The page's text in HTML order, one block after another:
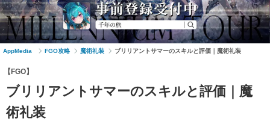
AppMedia FGO攻略 魔術礼装 ブリリアントサマーのスキルと評価｜魔術礼装
【FGO】
ブリリアントサマーのスキルと評価｜魔
術礼装